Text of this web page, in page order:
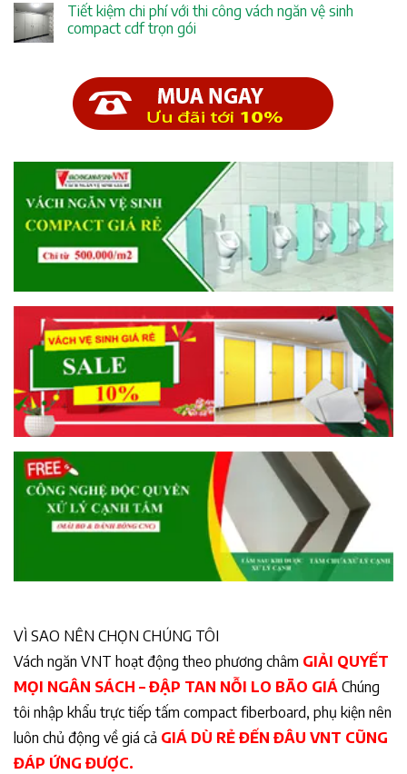
Tiết kiệm chi phí với thi công vách ngăn vệ sinh
compact cdf trọn gói
VÌ SAO NÊN CHỌN CHÚNG TÔI
Vách ngăn VNT hoạt động theo phương châm GIẢI QUYẾT
MỌI NGÂN SÁCH – ĐẬP TAN NỖI LO BÃO GIÁ Chúng
tôi nhập khẩu trực tiếp tấm compact fiberboard, phụ kiện nên
luôn chủ động về giá cả GIÁ DÙ RẺ ĐẾN ĐÂU VNT CŨNG
ĐÁP ỨNG ĐƯỢC.